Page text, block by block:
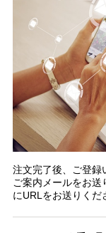
注文完了後、ご登
ご案内メールをお
にURLをお送りくだ